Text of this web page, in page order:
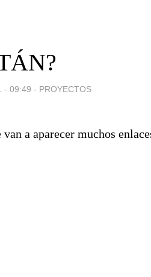
- 09:49 - PROYECTOS
a aparecer muchos